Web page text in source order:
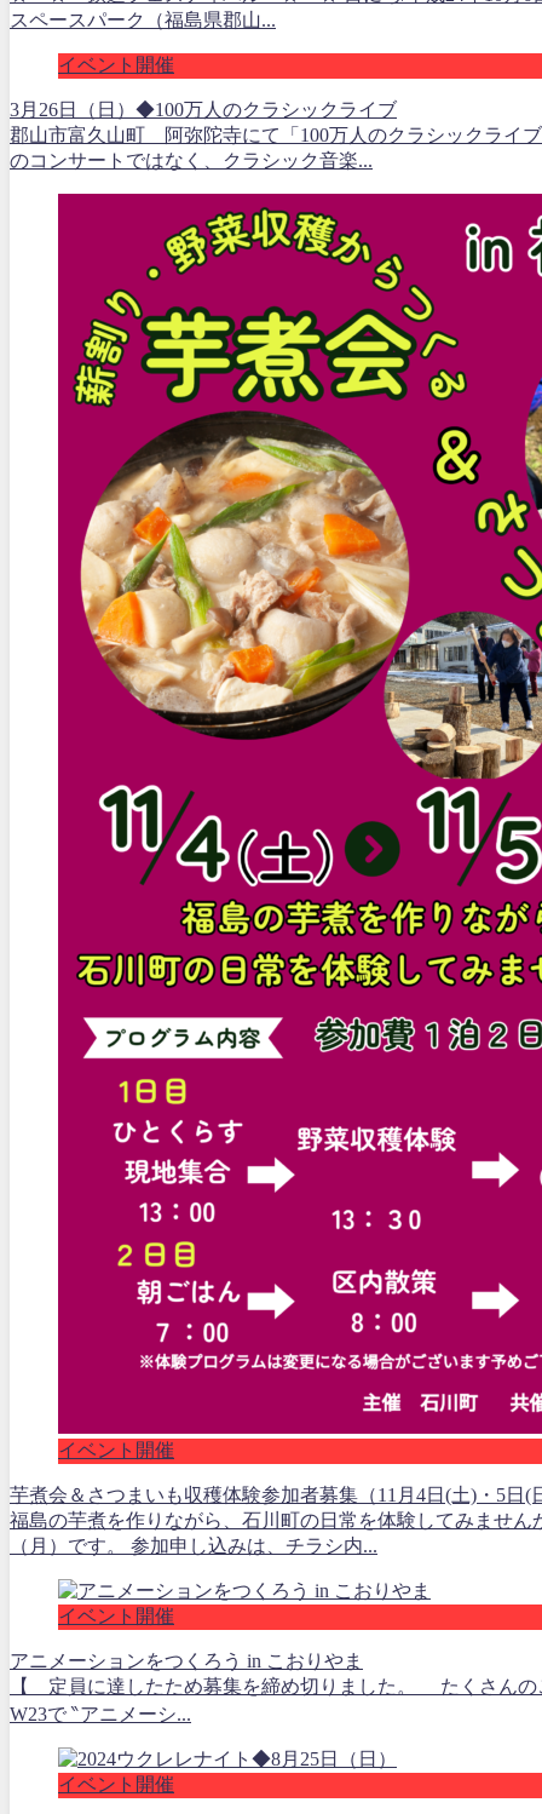
スペースパーク（福島県郡山...
イベント開催
3月26日（日）◆100万人のクラシックライブ
郡山市富久山町 阿弥陀寺にて「100万人のクラシックライ
のコンサートではなく、クラシック音楽...
イベント開催
芋煮会＆さつまいも収穫体験参加者募集（11月4日(土)・5日(
福島の芋煮を作りながら、石川町の日常を体験してみません
（月）です。 参加申し込みは、チラシ内...
イベント開催
アニメーションをつくろう in こおりやま
【 定員に達したため募集を締め切りました。 たくさんの
W23で ‶アニメーシ...
イベント開催